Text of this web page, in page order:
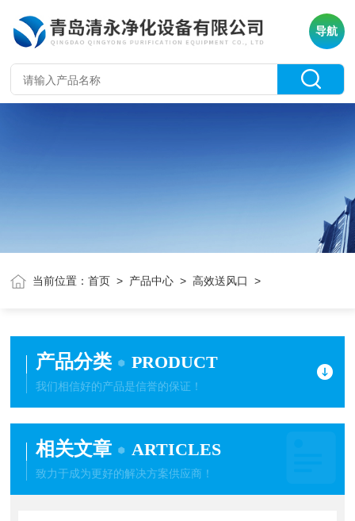
导航
当前位置：首页 > 产品中心 >高效送风口 >
产品分类 PRODUCT
我们相信好的产品是信誉的保证！
相关文章 ARTICLES
致力于成为更好的解决方案供应商！